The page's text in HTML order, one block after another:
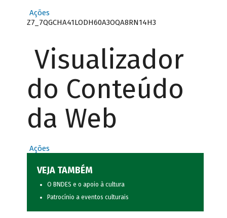
Ações
Z7_7QGCHA41LODH60A3OQA8RN14H3
Visualizador
do Conteúdo
da Web
Ações
VEJA TAMBÉM
O BNDES e o apoio à cultura
Patrocínio a eventos culturais